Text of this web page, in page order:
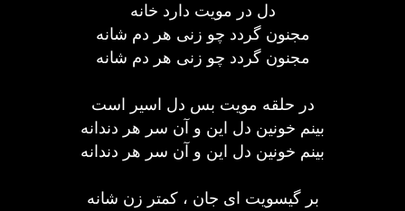
دل در مویت دارد خانه
مجنون گردد چو زنی هر دم شانه
مجنون گردد چو زنی هر دم شانه
در حلقه مویت بس دل اسیر است
بینم خونین دل این و آن سر هر دندانه
بینم خونین دل این و آن سر هر دندانه
بر گیسویت ای جان ، کمتر زن شانه